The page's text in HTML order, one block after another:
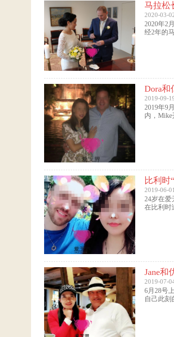
马拉松
2020-03-
2020年2
经2年的
Dora和
2019-09-
2019年9
内，Mike
2019-06-
24岁在
在比利时
Jane和
2019-07-
6月28号
自己此刻